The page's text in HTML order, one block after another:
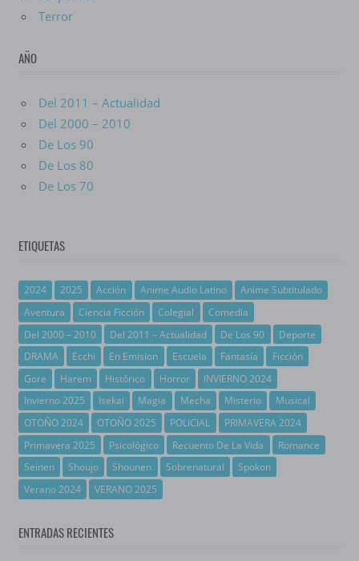
Terror
AÑO
Del 2011 – Actualidad
Del 2000 – 2010
De Los 90
De Los 80
De Los 70
ETIQUETAS
2024 2025 Acción Anime Audio Latino
Anime Subtitulado
Aventura
Ciencia Ficción Colegial
Comedia
Del 2000 – 2010
Del 2011 – Actualidad De Los 90
Deporte
DRAMA
Ecchi En Emision Escuela Fantasía
Ficción
Gore
Harem Histórico Horror
INVIERNO 2024
Invierno 2025
Isekai Magia Mecha Misterio
Musical
OTOÑO 2024
OTOÑO 2025 POLICIAL
PRIMAVERA 2024
Primavera 2025
Psicológico Recuento De La Vida
Romance
Seinen
Shoujo Shounen Sobrenatural
Spokon
Verano 2024
VERANO 2025
ENTRADAS RECIENTES